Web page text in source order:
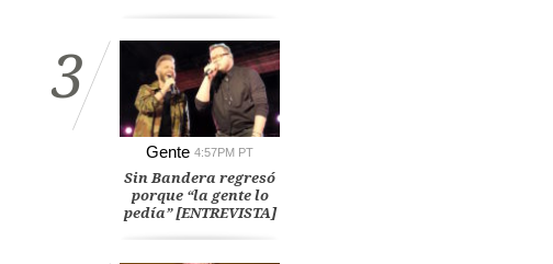
3
Gente 4:57PM PT
Sin Bandera regresó
porque “la gente lo
pedía” [ENTREVISTA]